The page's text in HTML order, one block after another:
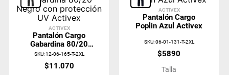
ACTIVEX
Pantalón Cargo
Gabardina 80/20
Negro Con
Protección UV
Activex
SKU:12-06-165-T-2XL
$11 .070
ACTIVEX
Pantalón Cargo
Poplin Azul Activex
SKU:06-01-131-T-2XL
$5890
Talla